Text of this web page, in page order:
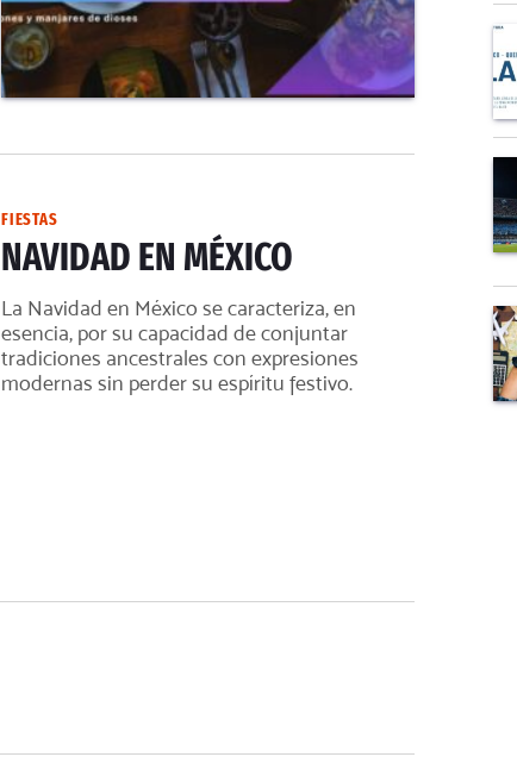
FIESTAS
NAVIDAD EN MÉXICO
La Navidad en México se caracteriza, en
esencia, por su capacidad de conjuntar
tradiciones ancestrales con expresiones
modernas sin perder su espíritu festivo.